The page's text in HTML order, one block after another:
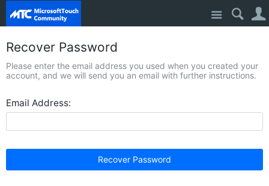
Site
Recover Password
Please enter the email address you used when you created your
account, and we will send you an email with further instructions.
Email Address:
Recover Password